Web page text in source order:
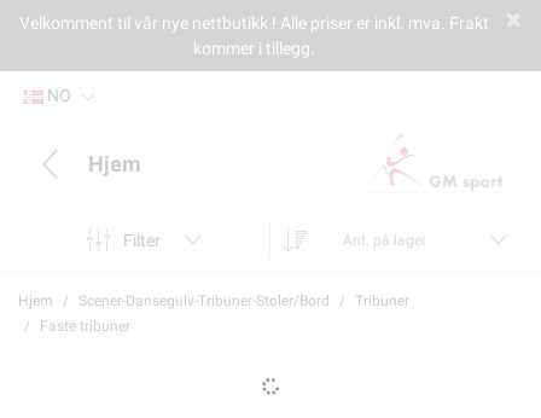
Velkomment til vår nye nettbutikk ! Alle priser er inkl. mva. Frakt
kommer i tillegg.
NO
Hjem
Filter Ant. på lager
Hjem Scener-Dansegulv-Tribuner-Stoler/Bord
Tribuner
Faste tribuner